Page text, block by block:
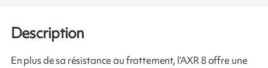
Description
En plus de sa résistance au frottement, l’AXR 8 offre une